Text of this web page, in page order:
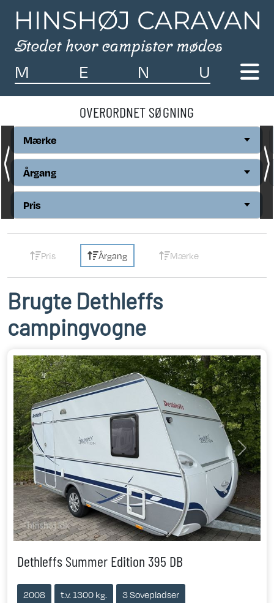
M E N U
OVERORDNET SØGNING
Mærke
Årgang
Pris
Pris Årgang Mærke
Brugte Dethleffs
campingvogne
Previous Next
Dethleffs Summer Edition 395 DB
2008 t.v. 1300 kg. 3 Sovepladser